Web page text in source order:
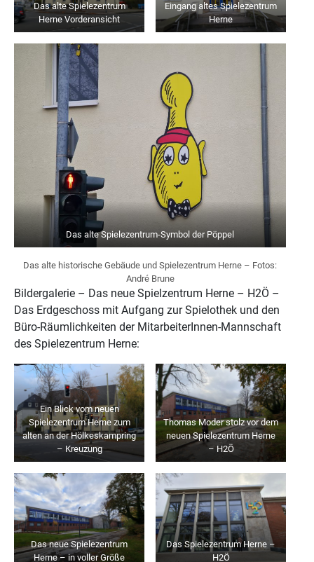
Das alte Spielezentrum
Herne Vorderansicht
Eingang altes Spielezentrum
Herne
Das alte Spielezentrum-Symbol der Pöppel
Das alte historische Gebäude und Spielezentrum Herne – Fotos:
André Brune
Bildergalerie – Das neue Spielzentrum Herne – H2Ö –
Das Erdgeschoss mit Aufgang zur Spielothek und den
Büro-Räumlichkeiten der MitarbeiterInnen-Mannschaft
des Spielezentrum Herne:
Ein Blick vom neuen
Spielezentrum Herne zum
alten an der Hölkeskampring
– Kreuzung
Thomas Moder stolz vor dem
neuen Spielezentrum Herne
– H2Ö
Das neue Spielezentrum
Herne – in voller Größe
Das Spielezentrum Herne –
H2Ö